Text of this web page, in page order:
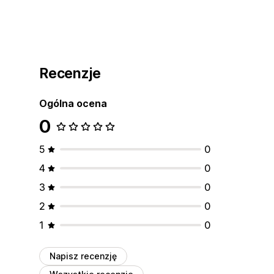
Recenzje
Ogólna ocena
0
5
0
4
0
3
0
2
0
1
0
Napisz recenzję